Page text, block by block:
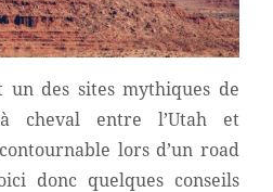
un des sites mythiques de
à cheval entre l’Utah et
lors d’un road
donc quelques conseils